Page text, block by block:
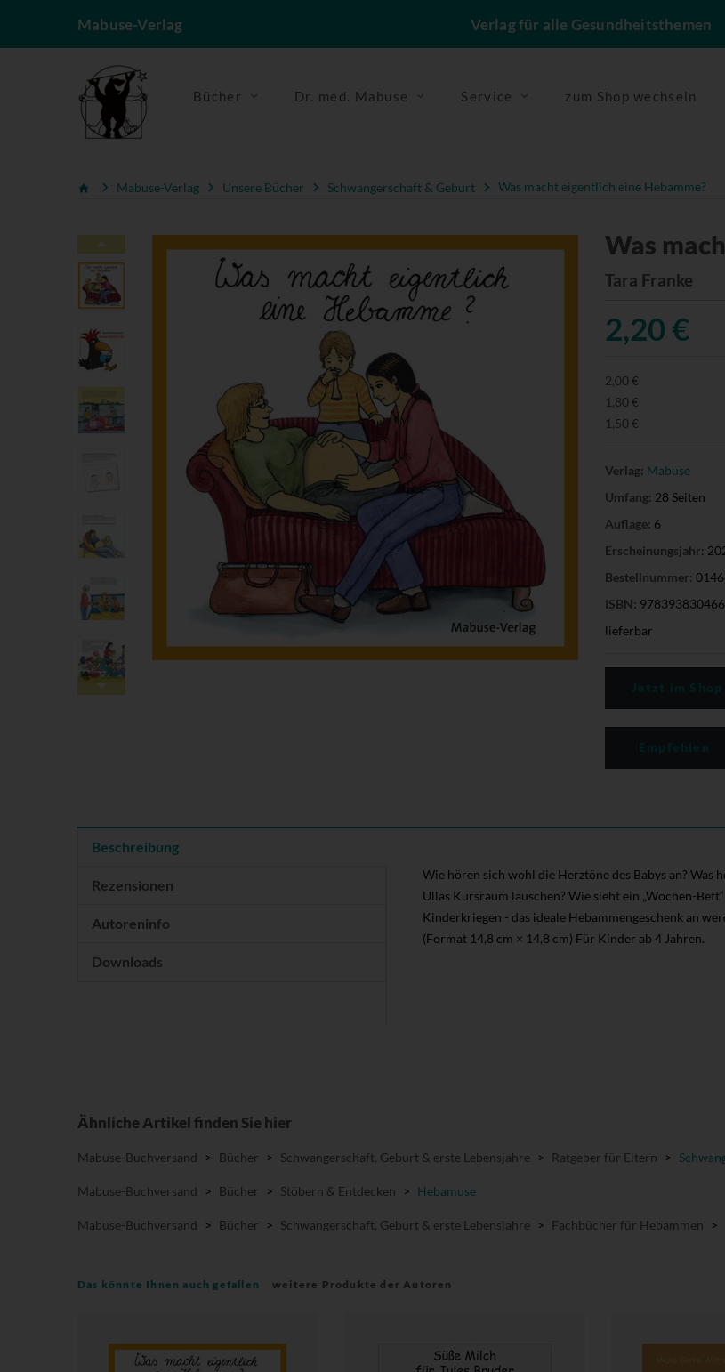
Mabuse-Verlag Verlag für alle Gesundheitsthemen
Bücher Dr. med. Mabuse Service zum Shop wechseln
Mabuse-Verlag Unsere Bücher Schwangerschaft & Geburt Was macht eigentlich eine Hebamme?
Was
Tara Franke
2,20 €
2,00 €
1,80 €
1,50 €
Verlag: Mabuse
Umfang: 28 Seiten
Auflage: 6
Erscheinungsjahr:
Bestellnummer:
ISBN:
lieferbar
Beschreibung
Rezensionen
Autoreninfo
Downloads
Wie hören sich wohl die Herztöne des Babys an? Was
Ullas Kursraum lauschen? Wie sieht ein „Wochen-
Kinderkriegen - das ideale Hebammengeschenk an
(Format 14,8 cm × 14,8 cm) Für Kinder ab 4 Jahren.
Ähnliche Artikel finden Sie hier
Mabuse-Buchversand > Bücher > Schwangerschaft, Geburt & erste Lebensjahre > Ratgeber für Eltern >
Mabuse-Buchversand > Bücher > Stöbern & Entdecken > Hebamuse
Mabuse-Buchversand > Bücher > Schwangerschaft, Geburt & erste Lebensjahre > Fachbücher für Hebammen >
Das könnte Ihnen auch gefallen weitere Produkte der Autoren